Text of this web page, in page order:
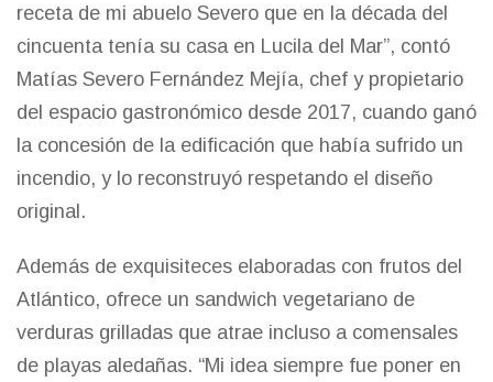
receta de mi abuelo Severo que en la década del
cincuenta tenía su casa en Lucila del Mar”, contó
Matías Severo Fernández Mejía, chef y propietario
del espacio gastronómico desde 2017, cuando ganó
la concesión de la edificación que había sufrido un
incendio, y lo reconstruyó respetando el diseño
original.
Además de exquisiteces elaboradas con frutos del
Atlántico, ofrece un sandwich vegetariano de
verduras grilladas que atrae incluso a comensales
de playas aledañas. “Mi idea siempre fue poner en